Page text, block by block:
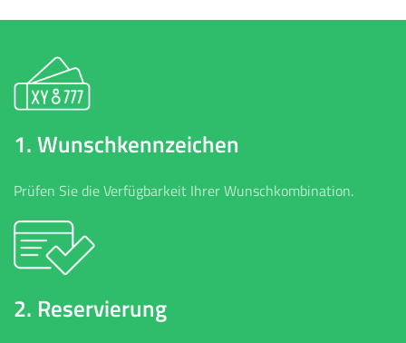
1. Wunschkennzeichen
Prüfen Sie die Verfügbarkeit Ihrer Wunschkombination.
2. Reservierung